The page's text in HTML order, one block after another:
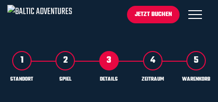
JETZT BUCHEN
STANDORT SPIEL DETAILS ZEITRAUM WARENKORB